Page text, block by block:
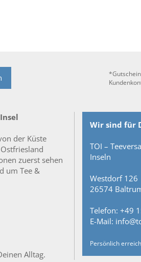
der Küste
zuerst sehen
um Tee &
Alltag.
Wir sind für
TOI –
Inseln
Westdorf 126
26574
Telefon: +49
E-Mail:
Persönlich